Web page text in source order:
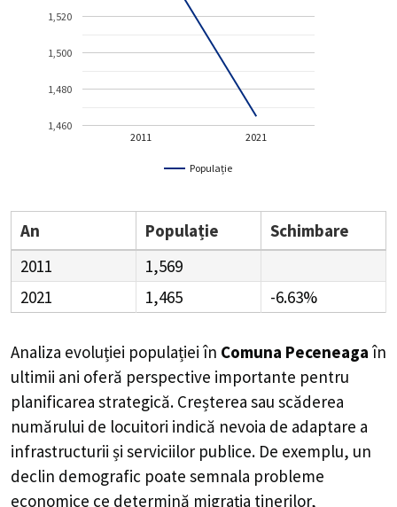
Populație
2011 2021
1,460
1,480
1,500
1,520
An Populație
Schimbare
2011
1,569
2021
1,465 -6.63%
Analiza evoluției populației în Comuna Peceneaga în
ultimii ani oferă perspective importante pentru
planificarea strategică. Creșterea sau scăderea
numărului de locuitori indică nevoia de adaptare a
infrastructurii și serviciilor publice. De exemplu, un
declin demografic poate semnala probleme
economice ce determină migrația tinerilor,